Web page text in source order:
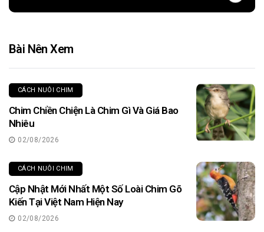
Bài Nên Xem
CÁCH NUÔI CHIM
Chim Chiền Chiện Là Chim Gì Và Giá Bao
Nhiêu
02/08/2026
CÁCH NUÔI CHIM
Cập Nhật Mới Nhất Một Số Loài Chim Gõ
Kiến Tại Việt Nam Hiện Nay
02/08/2026